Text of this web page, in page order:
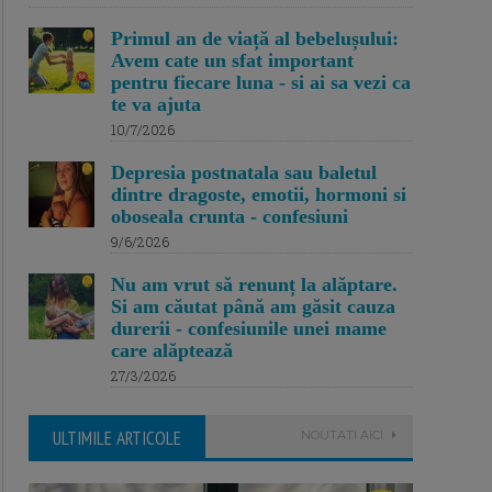
Primul an de viață al bebelușului:
Avem cate un sfat important
pentru fiecare luna - si ai sa vezi ca
te va ajuta
10/7/2026
Depresia postnatala sau baletul
dintre dragoste, emotii, hormoni si
oboseala crunta - confesiuni
9/6/2026
Nu am vrut să renunț la alăptare.
Si am căutat până am găsit cauza
durerii - confesiunile unei mame
care alăptează
27/3/2026
ULTIMILE ARTICOLE NOUTATI AICI